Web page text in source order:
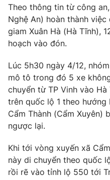
Hậu trường
Nhân vật
Giải sao mai
Giải trí
Điện ảnh
Âm nhạc
Sao
Đời sống
Làm đẹp
Chất lượng cuộc sống
Giáo dục
Tuyển sinh
Học trực tuyến
Công nghệ
Hitech Công nghệ tương
Thị trường
Tư vấn
Giao lưu trực tuyến
Lịch phát sóng
Theo thông tin từ công
Nghệ An) hoàn thành
giam Xuân Hà (Hà Tĩnh),
hoạch vào đón.
Lúc 5h30 ngày 4/12,
mô tô trong đó 5 xe
chuyển từ TP Vinh vào
trên quốc lộ 1 theo
Cẩm Thành (Cẩm Xuyên)
ngược lại.
Khi tới vòng xuyến xã
này di chuyển theo quốc
rồi rẽ vào tỉnh lộ 550 tới